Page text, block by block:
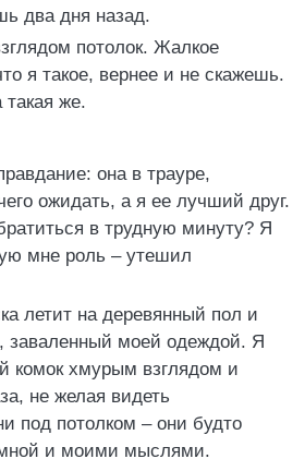
два дня назад.
потолок. Жалкое
я такое, вернее и не скажешь.
же.
она в трауре,
ожидать, а я ее лучший друг.
в трудную минуту? Я
мне роль – утешил
летит на деревянный пол и
заваленный моей одеждой. Я
комок хмурым взглядом и
не желая видеть
под потолком – они будто
и моими мыслями.